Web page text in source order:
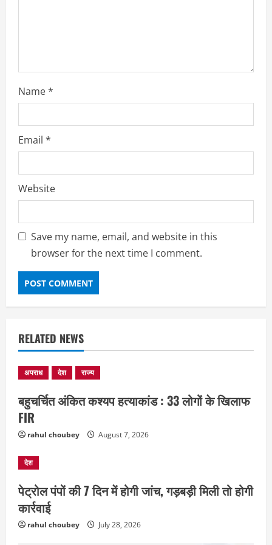
Name*
Email *
Website
Save my name, email, and website in this
browser for the next time I comment.
RELATED NEWS
अपराध देश राज्य
बहुचर्चित अंकित कश्यप हत्याकांड : 33 लोगों के खिलाफ
FIR
rahul choubey August 7, 2026
देश
पेट्रोल पंपों की 7 दिन में होगी जांच, गड़बड़ी मिली तो होगी
कार्रवाई
rahul choubey July 28, 2026
मैक में इंटीरियर डिजाइन विभाग ने मनाया
राष्ट्रीय हथकरघा दिवस